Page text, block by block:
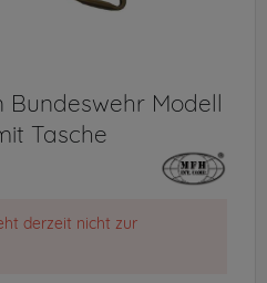
Bundeswehr Modell
Tasche
derzeit nicht zur